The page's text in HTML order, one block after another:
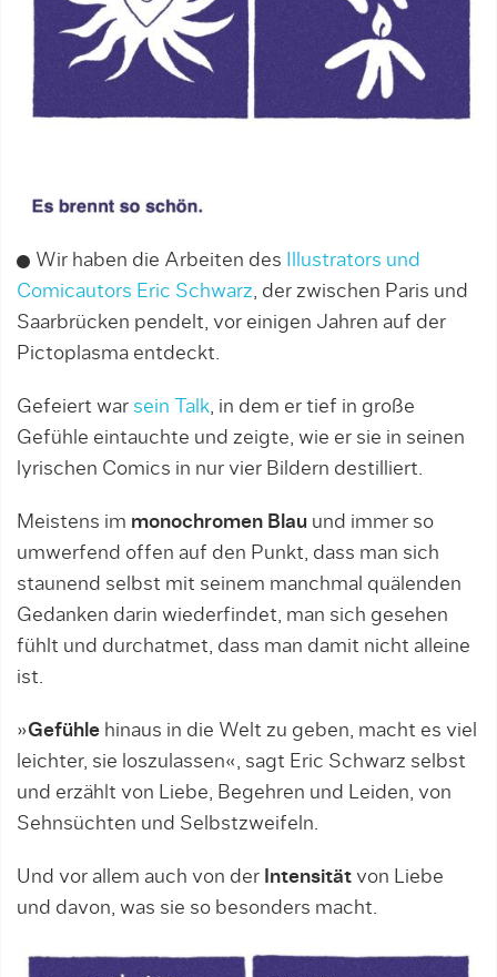
Wir haben die Arbeiten des
Illustrators und
Comicautors Eric Schwarz, der zwischen Paris und
Saarbrücken pendelt, vor einigen Jahren auf der
Pictoplasma entdeckt.
Gefeiert war sein Talk, in dem er tief in große
Gefühle eintauchte und zeigte, wie er sie in seinen
lyrischen Comics in nur vier Bildern destilliert.
Meistens im monochromen Blau und immer so
umwerfend offen auf den Punkt, dass man sich
staunend selbst mit seinem manchmal quälenden
Gedanken darin wiederfindet, man sich gesehen
fühlt und durchatmet, dass man damit nicht alleine
ist.
»Gefühle hinaus in die Welt zu geben, macht es viel
leichter, sie loszulassen«, sagt Eric Schwarz selbst
und erzählt von Liebe, Begehren und Leiden, von
Sehnsüchten und Selbstzweifeln.
Und vor allem auch von der Intensität von Liebe
und davon, was sie so besonders macht.